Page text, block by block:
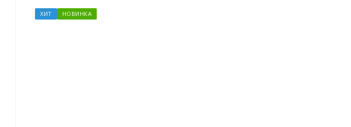
ХИТ НОВИНКА